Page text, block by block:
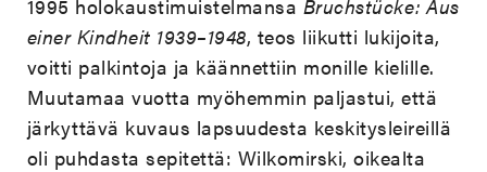
1995 holokaustimuistelmansa Bruchstücke: Aus
einer Kindheit 1939–1948, teos liikutti lukijoita,
voitti palkintoja ja käännettiin monille kielille.
Muutamaa vuotta myöhemmin paljastui, että
järkyttävä kuvaus lapsuudesta keskitysleireillä
oli puhdasta sepitettä: Wilkomirski, oikealta